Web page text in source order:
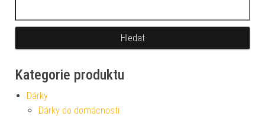
Kategorie produktu
Dárky
Dárky do domácnosti